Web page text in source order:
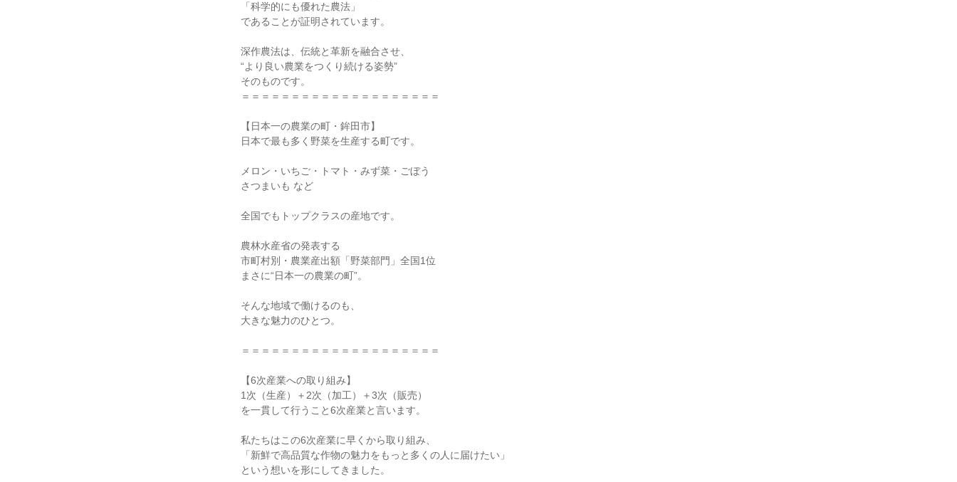
「科学的にも優れた農法」
であることが証明されています。
深作農法は、伝統と革新を融合させ、
“より良い農業をつくり続ける姿勢”
そのものです。
＝＝＝＝＝＝＝＝＝＝＝＝＝＝＝＝＝＝＝＝
【日本一の農業の町・鉾田市】
日本で最も多く野菜を生産する町です。
メロン・いちご・トマト・みず菜・ごぼう
さつまいも など
全国でもトップクラスの産地です。
農林水産省の発表する
市町村別・農業産出額「野菜部門」全国1位
まさに“日本一の農業の町”。
そんな地域で働けるのも、
大きな魅力のひとつ。
＝＝＝＝＝＝＝＝＝＝＝＝＝＝＝＝＝＝＝＝
【6次産業への取り組み】
1次（生産）＋2次（加工）＋3次（販売）
を一貫して行うこと6次産業と言います。
私たちはこの6次産業に早くから取り組み、
「新鮮で高品質な作物の魅力をもっと多くの人に届けたい」
という想いを形にしてきました。